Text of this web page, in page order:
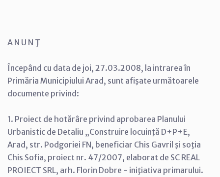
A N U N Ţ
Începând cu data de joi, 27.03.2008, la intrarea în
Primăria Municipiului Arad, sunt afişate următoarele
documente privind:
1. Proiect de hotărâre privind aprobarea Planului
Urbanistic de Detaliu „Construire locuinţă D+P+E,
Arad, str. Podgoriei FN, beneficiar Chis Gavril şi soţia
Chis Sofia, proiect nr. 47/2007, elaborat de SC REAL
PROIECT SRL, arh. Florin Dobre - iniţiativa primarului.